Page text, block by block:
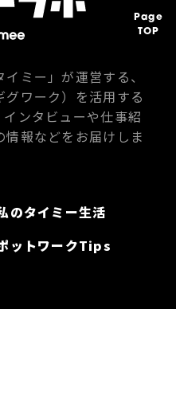
Page
TOP
ミー」が運営する、
ワーク）を活用する
ンタビューや仕事紹
報などをお届けしま
のタイミー生活
ットワークTips